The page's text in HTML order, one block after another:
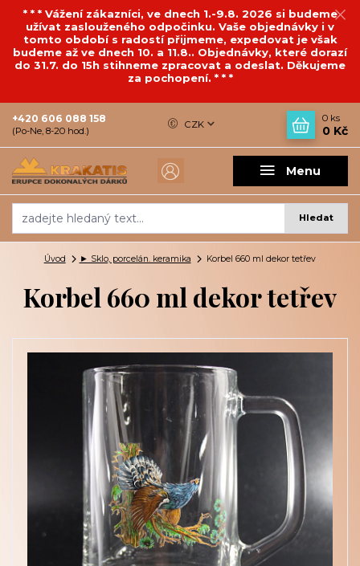
* * * Vážení zákazníci, ve dnech 1.-9.8. 2026 si budeme
užívat zaslouženého odpočinku. Vaše objednávky i v
tomto období s radostí přijmeme, expedovat je však
budeme až ve dnech 10. a 11.8.. Objednávky, které dorazí
do 31.7. do 15h stihneme zpracovat a odeslat. Děkujeme
za pochopení. * * *
Menu
CZK
Hledat
+420 606 088 158
(Po-Ne, 8-20 hod.)
0 ks
0 Kč
Úvod ► Sklo, porcelán. keramika Korbel 660 ml dekor tetřev
Korbel 660 ml dekor tetřev